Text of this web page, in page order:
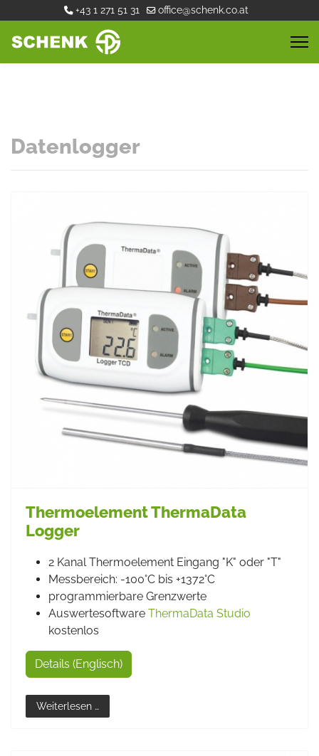
+43 1 271 51 31 office@schenk.co.at
Datenlogger
Thermoelement ThermaData
Logger
2 Kanal Thermoelement Eingang "K" oder "T"
Messbereich: -100°C bis +1372°C
programmierbare Grenzwerte
Auswertesoftware ThermaData Studio
kostenlos
Details (Englisch)
Weiterlesen …